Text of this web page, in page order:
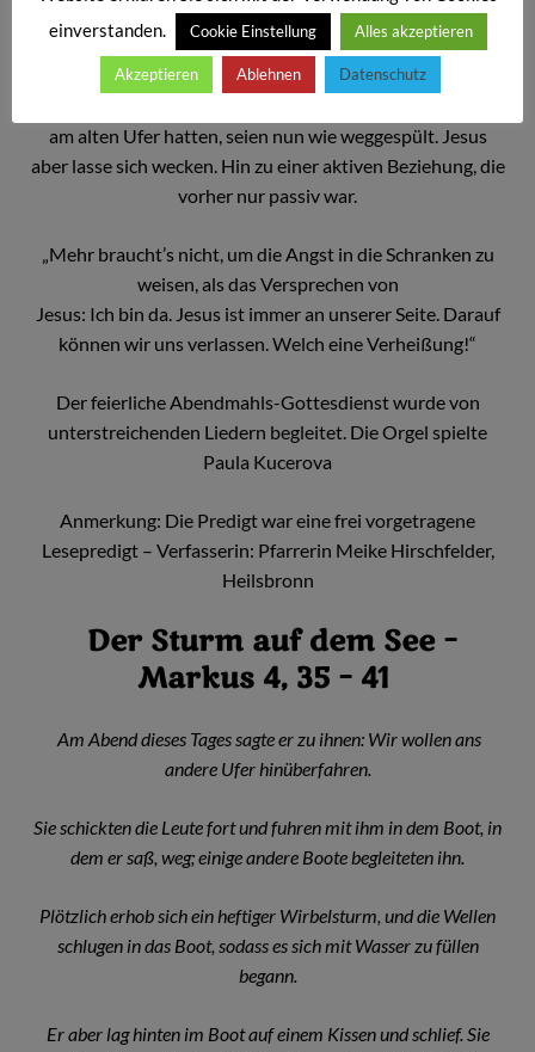
Jesus, doch wir erleben Jesus als abwesend, als verborgen,
denn er schläft im Boot und wir fragen wie die Jünger:
Kümmert es dich nicht, dass wir hier umkommen?“ All die
am alten Ufer hatten, seien nun wie weggespült. Jesus
aber lasse sich wecken. Hin zu einer aktiven Beziehung, die
vorher nur passiv war.
„Mehr braucht’s nicht, um die Angst in die Schranken zu
weisen, als das Versprechen von
Jesus: Ich bin da. Jesus ist immer an unserer Seite. Darauf
können wir uns verlassen. Welch eine Verheißung!“
Der feierliche Abendmahls-Gottesdienst wurde von
unterstreichenden Liedern begleitet. Die Orgel spielte
Paula Kucerova
Anmerkung: Die Predigt war eine frei vorgetragene
Lesepredigt – Verfasserin: Pfarrerin Meike Hirschfelder,
Heilsbronn
Der Sturm auf dem See –
Markus 4, 35 – 41
Am Abend dieses Tages sagte er zu ihnen: Wir wollen ans
andere Ufer hinüberfahren.
Sie schickten die Leute fort und fuhren mit ihm in dem Boot, in
dem er saß, weg; einige andere Boote begleiteten ihn.
Plötzlich erhob sich ein heftiger Wirbelsturm, und die Wellen
schlugen in das Boot, sodass es sich mit Wasser zu füllen
begann.
Er aber lag hinten im Boot auf einem Kissen und schlief. Sie
einverstanden.
Cookie Einstellung Alles akzeptieren
Akzeptieren Ablehnen Datenschutz